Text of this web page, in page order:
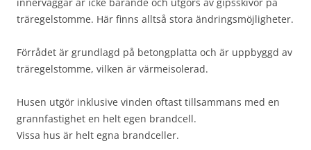
träregelstomme. Här finns alltså stora ändringsmöjligheter.
Förrådet är grundlagd på betongplatta och är uppbyggd av
träregelstomme, vilken är värmeisolerad.
Husen utgör inklusive vinden oftast tillsammans med en
grannfastighet en helt egen brandcell.
Vissa hus är helt egna brandceller.